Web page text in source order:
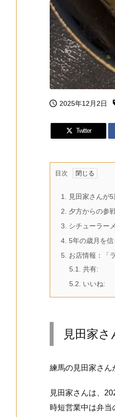
 2025年12月2日
Twitter
目次
1.
見田家さんが5
2.
夕方からの参
3.
シチューラー
4. 5年の歳月を信
5.
お店情報：「
5.1.
共有:
5.2.
いいね:
見田家さ
練馬の見田家さん
見田家さんは、
時短営業中は弁当